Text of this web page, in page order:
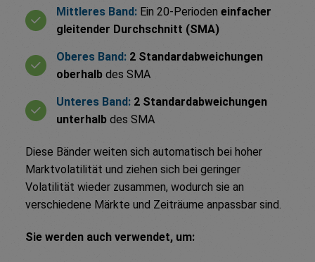
Mittleres Band: Ein 20-Perioden einfacher
gleitender Durchschnitt (SMA)
Oberes Band: 2 Standardabweichungen
oberhalb des SMA
Unteres Band: 2 Standardabweichungen
unterhalb des SMA
Diese Bänder weiten sich automatisch bei hoher
Marktvolatilität und ziehen sich bei geringer
Volatilität wieder zusammen, wodurch sie an
verschiedene Märkte und Zeiträume anpassbar sind.
Sie werden auch verwendet, um: